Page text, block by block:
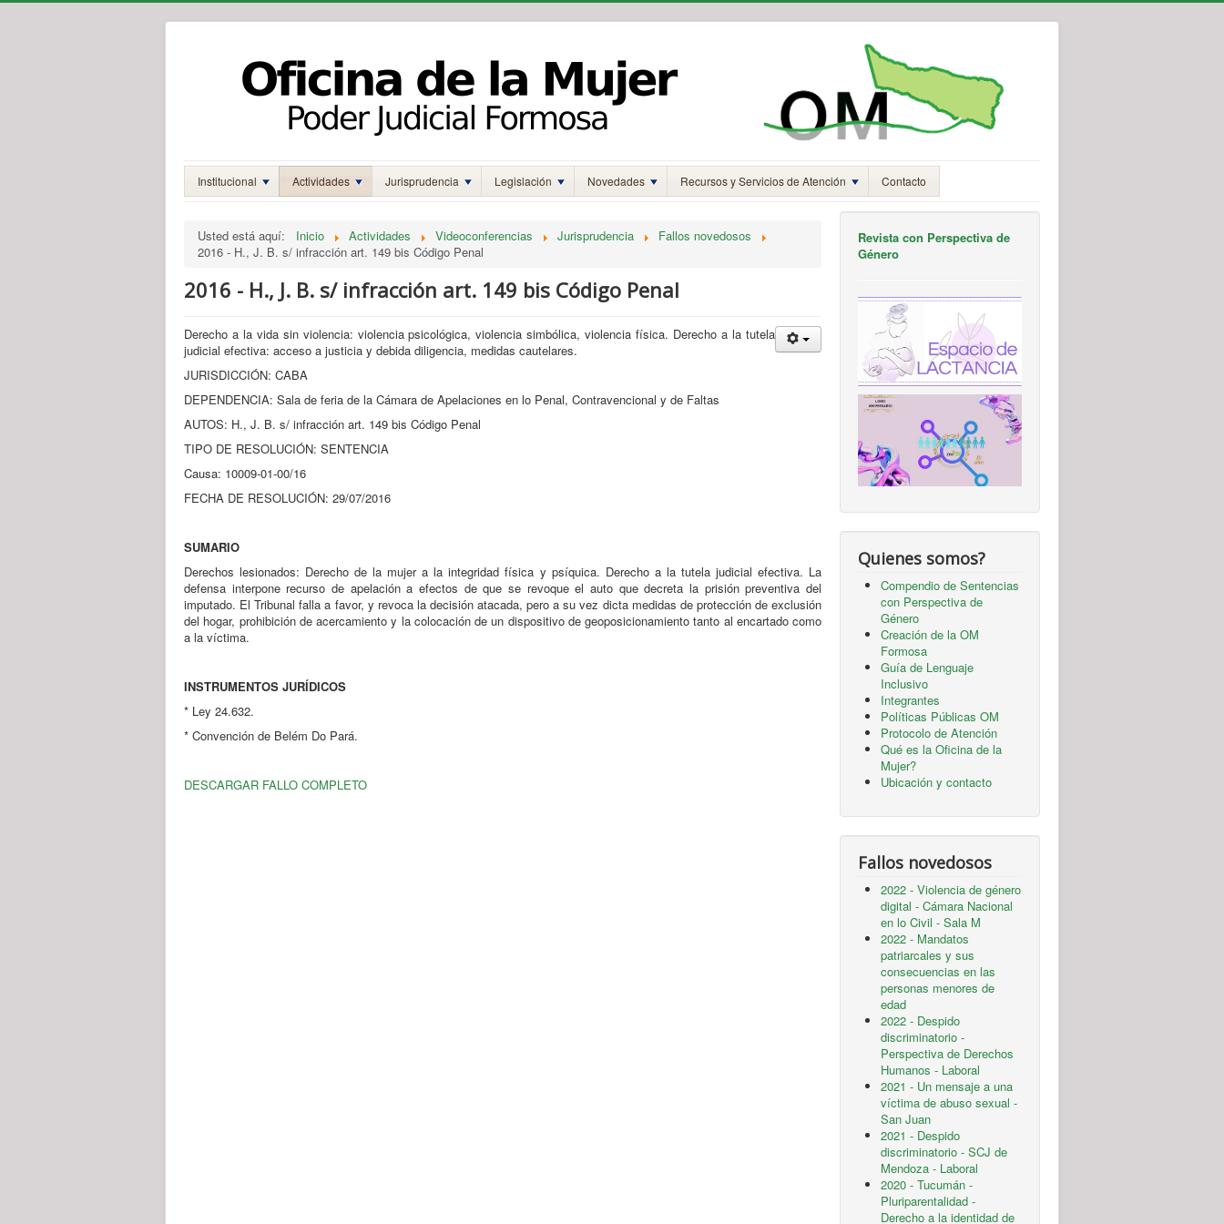
Institucional Actividades Jurisprudencia Legislación Novedades Recursos y Servicios de Atención Contacto
Usted está aquí: Inicio Actividades Videoconferencias Jurisprudencia
Fallos novedosos
2016 - H., J. B. s/ infracción art. 149 bis Código Penal
2016 - H., J. B. s/ infracción art. 149 bis Código Penal
Derecho a la vida sin violencia: violencia psicológica, violencia simbólica, violencia física. Derecho a la tutela
judicial efectiva: acceso a justicia y debida diligencia, medidas cautelares.
JURISDICCIÓN: CABA
DEPENDENCIA: Sala de feria de la Cámara de Apelaciones en lo Penal, Contravencional y de Faltas
AUTOS: H., J. B. s/ infracción art. 149 bis Código Penal
TIPO DE RESOLUCIÓN: SENTENCIA
Causa: 10009-01-00/16
FECHA DE RESOLUCIÓN: 29/07/2016
SUMARIO
Derechos lesionados: Derecho de la mujer a la integridad física y psíquica. Derecho a la tutela judicial efectiva. La
defensa interpone recurso de apelación a efectos de que se revoque el auto que decreta la prisión preventiva del
imputado. El Tribunal falla a favor, y revoca la decisión atacada, pero a su vez dicta medidas de protección de exclusión
del hogar, prohibición de acercamiento y la colocación de un dispositivo de geoposicionamiento tanto al encartado como
a la víctima.
INSTRUMENTOS JURÍDICOS
* Ley 24.632.
* Convención de Belém Do Pará.
DESCARGAR FALLO COMPLETO
Revista con Perspectiva de
Género
Quienes somos?
Compendio de Sentencias
con Perspectiva de
Género
Creación de la OM
Formosa
Guía de Lenguaje
Inclusivo
Integrantes
Políticas Públicas OM
Protocolo de Atención
Qué es la Oficina de la
Mujer?
Ubicación y contacto
Fallos novedosos
2022 - Violencia de género
digital - Cámara Nacional
en lo Civil - Sala M
2022 - Mandatos
patriarcales y sus
consecuencias en las
personas menores de
edad
2022 - Despido
discriminatorio -
Perspectiva de Derechos
Humanos - Laboral
2021 - Un mensaje a una
víctima de abuso sexual -
San Juan
2021 - Despido
discriminatorio - SCJ de
Mendoza - Laboral
2020 - Tucumán -
Pluriparentalidad -
Derecho a la identidad de